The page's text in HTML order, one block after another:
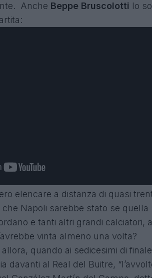
Anche Beppe Bruscolotti lo
elencare a distanza di quasi
Napoli sarebbe stato se
e tanti altri grandi calciatori,
vinta almeno una volta?
allora, quando ai sedicesimi di
davanti al Real del Buitre,